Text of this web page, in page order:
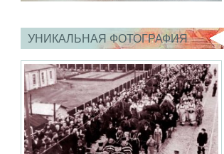
УНИКАЛЬНАЯ ФОТОГРАФИЯ